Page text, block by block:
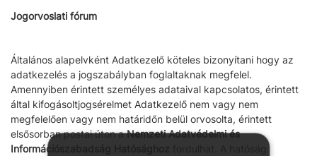
Jogorvoslati fórum
Általános alapelvként Adatkezelő köteles bizonyítani hogy az
adatkezelés a jogszabályban foglaltaknak megfelel.
Amennyiben érintett személyes adataival kapcsolatos, érintett
által kifogásoltjogsérelmet Adatkezelő nem vagy nem
megfelelően vagy nem határidőn belül orvosolta, érintett
elsősorban postai úton aNemzeti Adatvédelmi és
Információszabadság Hatósághoz